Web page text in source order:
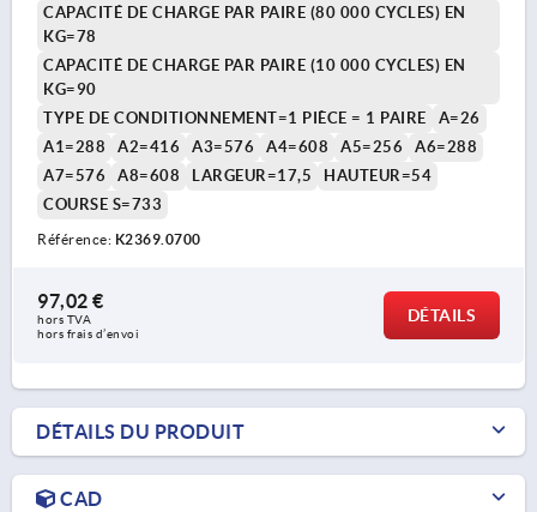
CAPACITÉ DE CHARGE PAR PAIRE (80 000 CYCLES) EN
KG=78
CAPACITÉ DE CHARGE PAR PAIRE (10 000 CYCLES) EN
KG=90
TYPE DE CONDITIONNEMENT=1 PIÈCE = 1 PAIRE
A=26
A1=288
A2=416 A3=576 A4=608 A5=256
A6=288
A7=576
A8=608 LARGEUR=17,5
HAUTEUR=54
COURSE S=733
Référence: K2369.0700
97,02 €
hors TVA
hors frais d’envoi
DÉTAILS
DÉTAILS DU PRODUIT
CAD